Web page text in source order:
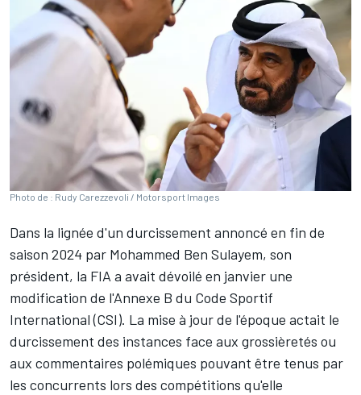
Photo de : Rudy Carezzevoli / Motorsport Images
Dans la lignée d'un durcissement annoncé en fin de
saison 2024 par Mohammed Ben Sulayem, son
président, la FIA a avait dévoilé en janvier une
modification de l'Annexe B du Code Sportif
International(CSI). La mise à jour de l'époque actait le
durcissement des instances face aux grossièretés ou
aux commentaires polémiques pouvant être tenus par
les concurrents lors des compétitions qu'elle